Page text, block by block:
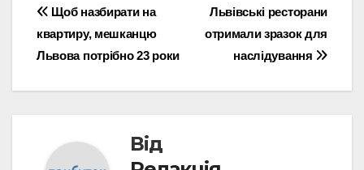
Навігація
записів
Львівські ресторани
отримали зразок для
наслідування
Щоб назбирати на
квартиру, мешканцю
Львова потрібно 23 роки
Від